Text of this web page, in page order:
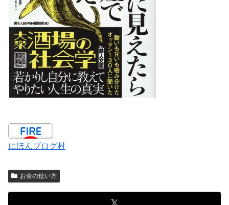
にほんブログ村
お金の使い方